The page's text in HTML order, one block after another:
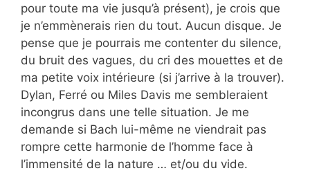
pour toute ma vie jusqu’à présent), je crois que
je n’emmènerais rien du tout. Aucun disque. Je
pense que je pourrais me contenter du silence,
du bruit des vagues, du cri des mouettes et de
ma petite voix intérieure (si j’arrive à la trouver).
Dylan, Ferré ou Miles Davis me sembleraient
incongrus dans une telle situation. Je me
demande si Bach lui-même ne viendrait pas
rompre cette harmonie de l’homme face à
l’immensité de la nature … et/ou du vide.